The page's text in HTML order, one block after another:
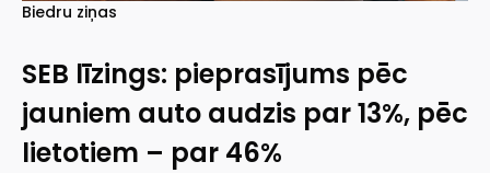
Biedru ziņas
SEB līzings: pieprasījums pēc
jauniem auto audzis par 13%, pēc
lietotiem – par 46%